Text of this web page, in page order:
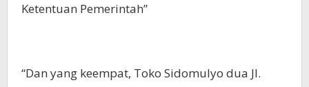
Ketentuan Pemerintah”
“Dan yang keempat, Toko Sidomulyo dua Jl.